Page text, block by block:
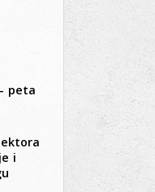
peta
i